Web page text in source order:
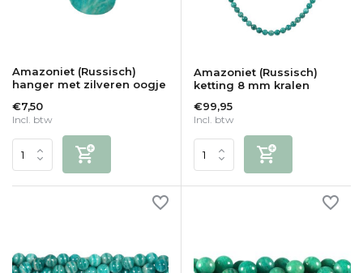
Amazoniet (Russisch)
hanger met zilveren oogje
€7,50
Incl. btw
Amazoniet (Russisch)
ketting 8 mm kralen
€99,95
Incl. btw